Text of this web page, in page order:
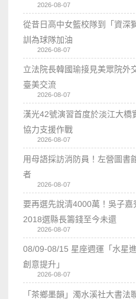
2026-08-07
從昔日高中女籃校隊到「資
訓為球隊加油
2026-08-07
立法院長韓國瑜接見美眾院外
臺美交流
2026-08-07
漢光42號演習首度於淡江大
協力支援作戰
2026-08-07
用母語採訪消防員！左營圖書
者
2026-08-07
要再選先說清4000萬！吳子
2018選縣長籌錢至今未還
2026-08-07
08/09-08/15 星座週運「水星
創意提升」
2026-08-07
「茶鄉墨韻」濁水溪社大書